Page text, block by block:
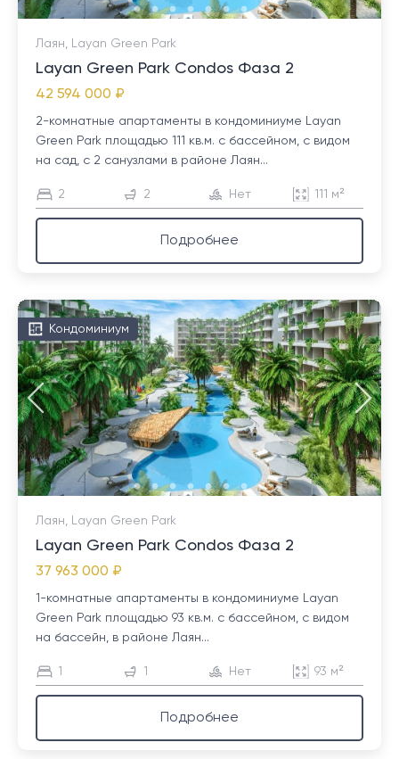
Лаян, Layan Green Park
Layan Green Park Condos Фаза 2
42 594 000 ₽
2-комнатные апартаменты в кондоминиуме Layan
Green Park площадью 111 кв.м. с бассейном, с видом
на сад, с 2 санузлами в районе Лаян...
2 2 Нет 111 м²
Подробнее
Кондоминиум
Лаян, Layan Green Park
Layan Green Park Condos Фаза 2
37 963 000 ₽
1-комнатные апартаменты в кондоминиуме Layan
Green Park площадью 93 кв.м. с бассейном, с видом
на бассейн, в районе Лаян...
1 1 Нет 93 м²
Подробнее